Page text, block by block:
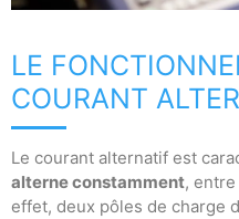
LE
COURANT
Le courant alternatif est
alterne constamment,
effet, deux pôles de charge